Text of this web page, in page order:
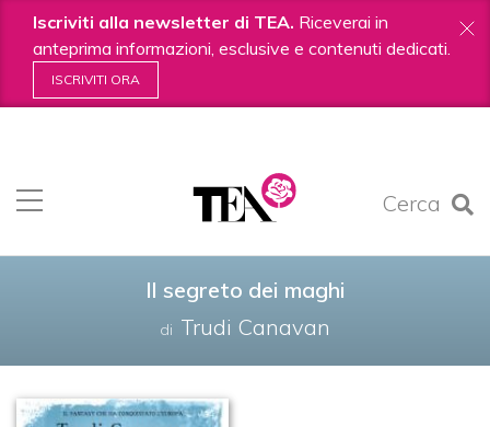
Iscriviti alla newsletter di TEA. Riceverai in
anteprima informazioni, esclusive e contenuti dedicati.
ISCRIVITI ORA
Cerca
contenuti.
|
Il segreto dei maghi
di Trudi Canavan